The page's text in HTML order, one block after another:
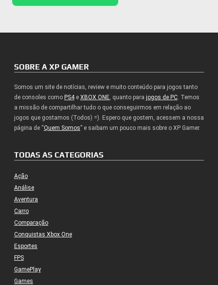
SOBRE A XP GAMER
Somos um site de notícias, review e muito conteúdo para jogos tanto
de consoles como PS4e XBOX ONE, quanto para jogos de PC. Temos
a missão de compartilhar tudo o que conseguirmos em relação ao
jogos que gostamos (Todos) =). Espero que gostem, acessem a nossa
página de “Quem Somos” e saibam um pouco mais sobre o XP Gamer.
TODAS AS CATEGORIAS
Ação
Análise
Aventura
Carro
Comparação
Conquistas Xbox One
Esportes
FPS
GamePlay
Games